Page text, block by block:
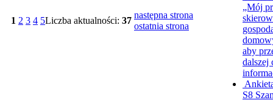
1 2 3 4 5Liczba aktualności: 37
następna strona
ostatnia strona
„Mój
aby
dalszej
S8